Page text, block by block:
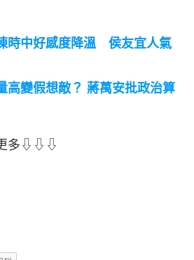
時中好感度降溫 侯友宜人氣
高變假想敵？ 蔣萬安批政治算
多⇩⇩⇩